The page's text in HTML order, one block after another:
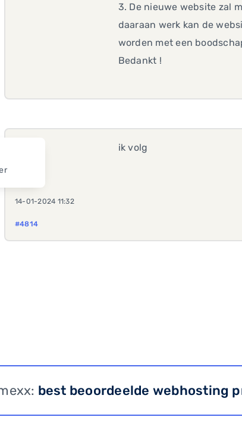
3. De nieuwe website zal
daaraan werk kan de
worden met een
Bedankt !
14-01-2024 11:32
#4814
ik volg
best beoordeelde webhosting